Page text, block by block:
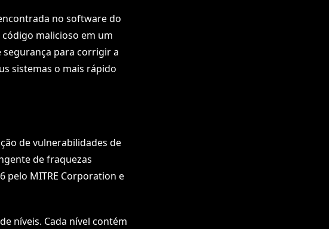
no software do
malicioso em um
para corrigir a
sistemas o mais rápido
de vulnerabilidades de
de fraquezas
pelo MITRE Corporation e
níveis. Cada nível contém